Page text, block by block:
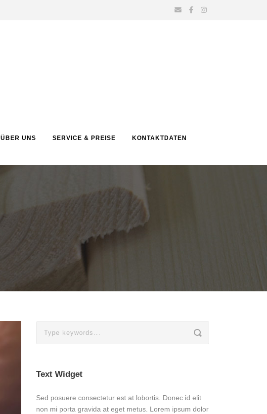
ÜBER UNS SERVICE & PREISE KONTAKTDATEN
Text Widget
Sed posuere consectetur est at lobortis. Donec id elit
non mi porta gravida at eget metus. Lorem ipsum dolor